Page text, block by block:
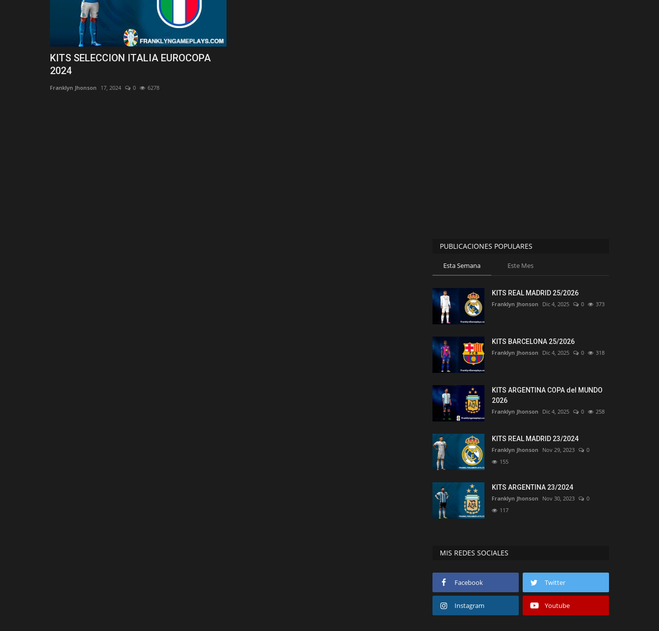
KITS SELECCION ITALIA EUROCOPA
2024
Franklyn Jhonson 17, 2024 0 6278
PUBLICACIONES POPULARES
Esta Semana Este Mes
KITS REAL MADRID 25/2026
Franklyn Jhonson Dic 4, 2025 0 373
KITS BARCELONA 25/2026
Franklyn Jhonson Dic 4, 2025 0 318
KITS ARGENTINA COPA del MUNDO
2026
Franklyn Jhonson Dic 4, 2025 0 258
KITS REAL MADRID 23/2024
Franklyn Jhonson Nov 29, 2023
0
155
KITS ARGENTINA 23/2024
Franklyn Jhonson Nov 30, 2023
0
117
MIS REDES SOCIALES
Facebook Twitter
Instagram Youtube